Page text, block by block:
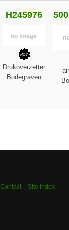
H245976
Drukoverzetter
Bodegraven
Contact Site Index